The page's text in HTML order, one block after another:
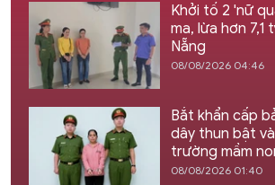
Khởi tố 2 'nữ
ma, lừa hơn
Nẵng
08/08/2026 04:46
Bắt khẩn cấp
dây thun bật
trường mầm
08/08/2026 01:40